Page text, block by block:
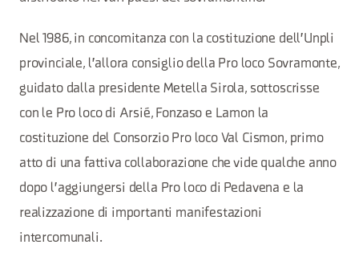
Nel 1986, in concomitanza con la costituzione dell'Unpli
provinciale, l'allora consiglio della Pro loco Sovramonte,
guidato dalla presidente Metella Sirola, sottoscrisse
con le Pro loco di Arsié, Fonzaso e Lamon la
costituzione del Consorzio Pro loco Val Cismon, primo
atto di una fattiva collaborazione che vide qualche anno
dopo l'aggiungersi della Pro loco di Pedavena e la
realizzazione di importanti manifestazioni
intercomunali.